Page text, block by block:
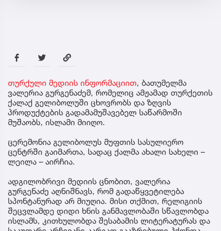
თურქული მედიის ინფორმაციით, ბათუმელმა
ვალერია გურგენაძემ, რომელიც ამჟამად თურქეთის
ქალაქ გელიბოლუში ცხოვრობს და ზღვის
პროდუქტების გადამამუშავებელ საწარმოში
მუშაობს, ისლამი მიიღო.
ცერემონია გელიბოლუს მუფთის სასულიერო
ცენტრში გაიმართა, სადაც ქალმა ახალი სახელი –
ლეილა – აირჩია.
ადგილობრივი მედიის ცნობით, ვალერია
გურგენაძე აღნიშნავს, რომ გადაწყვეტილება
სპონტანურად არ მიუღია. მისი თქმით, რელიგიის
შეცვლამდე დიდი ხნის განმავლობაში სწავლობდა
ისლამს, კითხულობდა შესაბამის ლიტერატურას და